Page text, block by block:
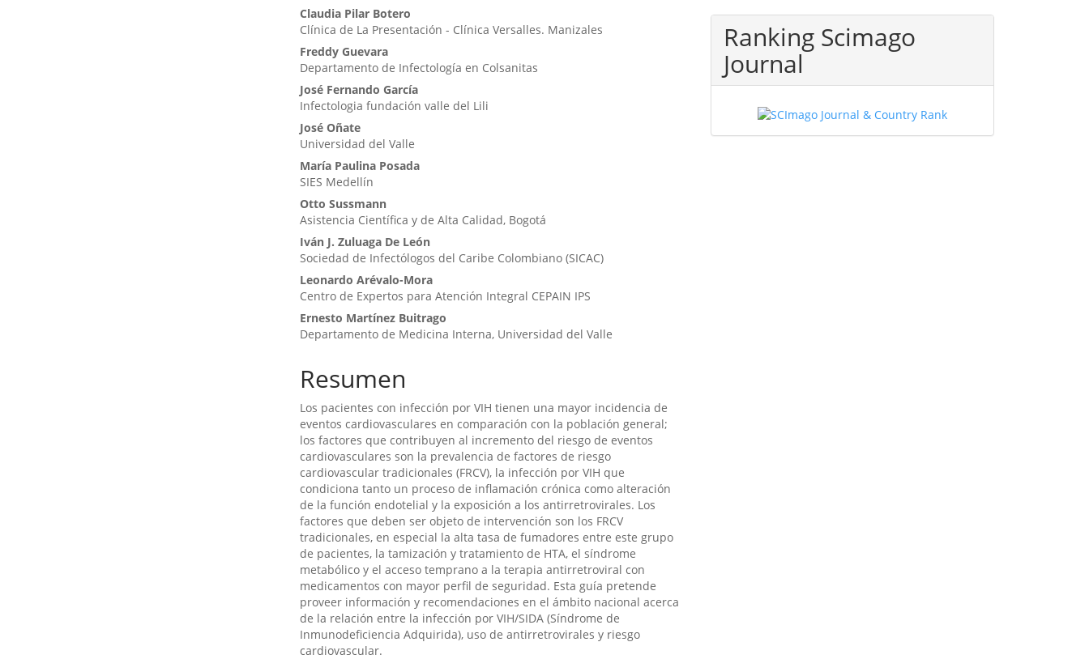
Claudia Pilar Botero
Clínica de La Presentación - Clínica Versalles. Manizales
Freddy Guevara
Departamento de Infectología en Colsanitas
José Fernando García
Infectologia fundación valle del Lili
José Oñate
Universidad del Valle
María Paulina Posada
SIES Medellín
Otto Sussmann
Asistencia Científica y de Alta Calidad, Bogotá
Iván J. Zuluaga De León
Sociedad de Infectólogos del Caribe Colombiano (SICAC)
Leonardo Arévalo-Mora
Centro de Expertos para Atención Integral CEPAIN IPS
Ernesto Martínez Buitrago
Departamento de Medicina Interna, Universidad del Valle
Resumen
Los pacientes con infección por VIH tienen una mayor incidencia de
eventos cardiovasculares en comparación con la población general;
los factores que contribuyen al incremento del riesgo de eventos
cardiovasculares son la prevalencia de factores de riesgo
cardiovascular tradicionales (FRCV), la infección por VIH que
condiciona tanto un proceso de inflamación crónica como alteración
de la función endotelial y la exposición a los antirretrovirales. Los
factores que deben ser objeto de intervención son los FRCV
tradicionales, en especial la alta tasa de fumadores entre este grupo
de pacientes, la tamización y tratamiento de HTA, el síndrome
metabólico y el acceso temprano a la terapia antirretroviral con
medicamentos con mayor perfil de seguridad. Esta guía pretende
proveer información y recomendaciones en el ámbito nacional acerca
de la relación entre la infección por VIH/SIDA (Síndrome de
Inmunodeficiencia Adquirida), uso de antirretrovirales y riesgo
cardiovascular.
Ranking Scimago
Journal